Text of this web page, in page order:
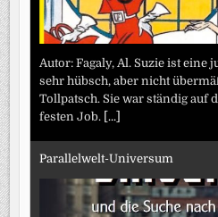
Autor: Fagaly, Al. Suzie ist eine
sehr hübsch, aber nicht
Tollpatsch. Sie war ständig auf
festen Job. [...]
Parallelwelt-Universum